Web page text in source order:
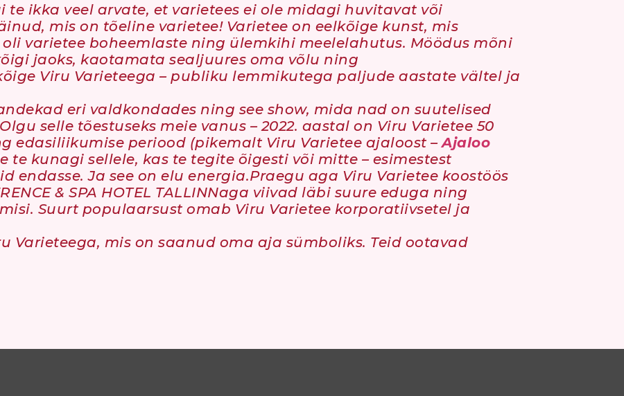
te ikka veel arvate, et varietees ei ole midagi huvitavat või
mis on tõeline varietee! Varietee on eelkõige kunst, mis
varietee boheemlaste ning ülemkihi meelelahutus. Möödus mõni
jaoks, kaotamata sealjuures oma võlu ning
Viru Varieteega – publiku lemmikutega paljude aastate vältel ja
eri valdkondades ning see show, mida nad on suutelised
selle tõestuseks meie vanus – 2022. aastal on Viru Varietee 50
edasiliikumise periood (pikemalt Viru Varietee ajaloost –Ajaloo
te kunagi sellele, kas te tegite õigesti või mitte – esimestest
endasse. Ja see on elu energia.Praegu aga Viru Varietee koostöös
& SPA HOTEL TALLINNaga viivad läbi suure eduga ning
Suurt populaarsust omab Viru Varietee korporatiivsetel ja
Varieteega, mis on saanud oma aja sümboliks. Teid ootavad